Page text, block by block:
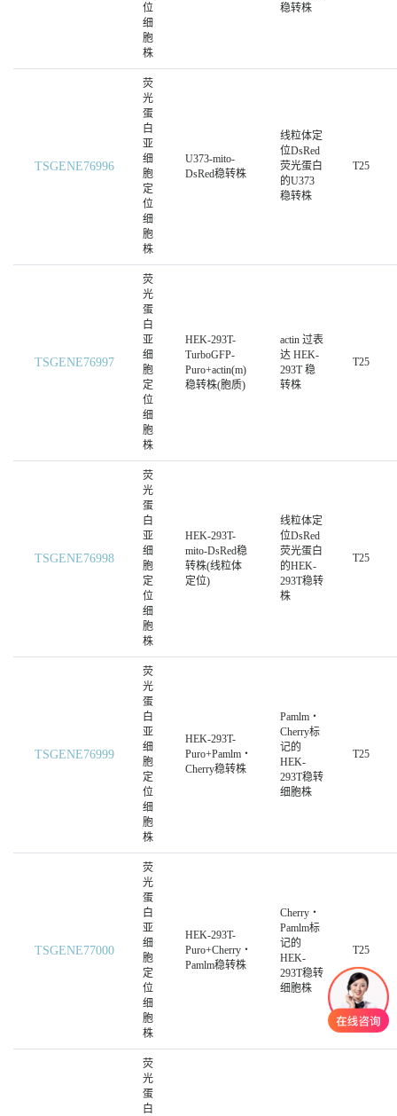
位
细
胞
株
稳转株
TSGENE76996
荧
光
蛋
白
亚
细
胞
定
位
细
胞
株
U373-mito-
DsRed稳转株
线粒体定
位DsRed
荧光蛋白
的U373
稳转株
T25
TSGENE76997
荧
光
蛋
白
亚
细
胞
定
位
细
胞
株
HEK-293T-
TurboGFP-
Puro+actin(m)
稳转株(胞质)
actin 过表
达 HEK-
293T 稳
转株
T25
TSGENE76998
荧
光
蛋
白
亚
细
胞
定
位
细
胞
株
HEK-293T-
mito-DsRed稳
转株(线粒体
定位)
线粒体定
位DsRed
荧光蛋白
的HEK-
293T稳转
株
T25
TSGENE76999
荧
光
蛋
白
亚
细
胞
定
位
细
胞
株
HEK-293T-
Puro+Pamlm・
Cherry稳转株
Pamlm・
Cherry标
记的
HEK-
293T稳转
细胞株
T25
TSGENE77000
荧
光
蛋
白
亚
细
胞
定
位
细
胞
株
HEK-293T-
Puro+Cherry・
Pamlm稳转株
Cherry・
Pamlm标
记的
HEK-
293T稳转
细胞株
T25
荧
光
蛋
白